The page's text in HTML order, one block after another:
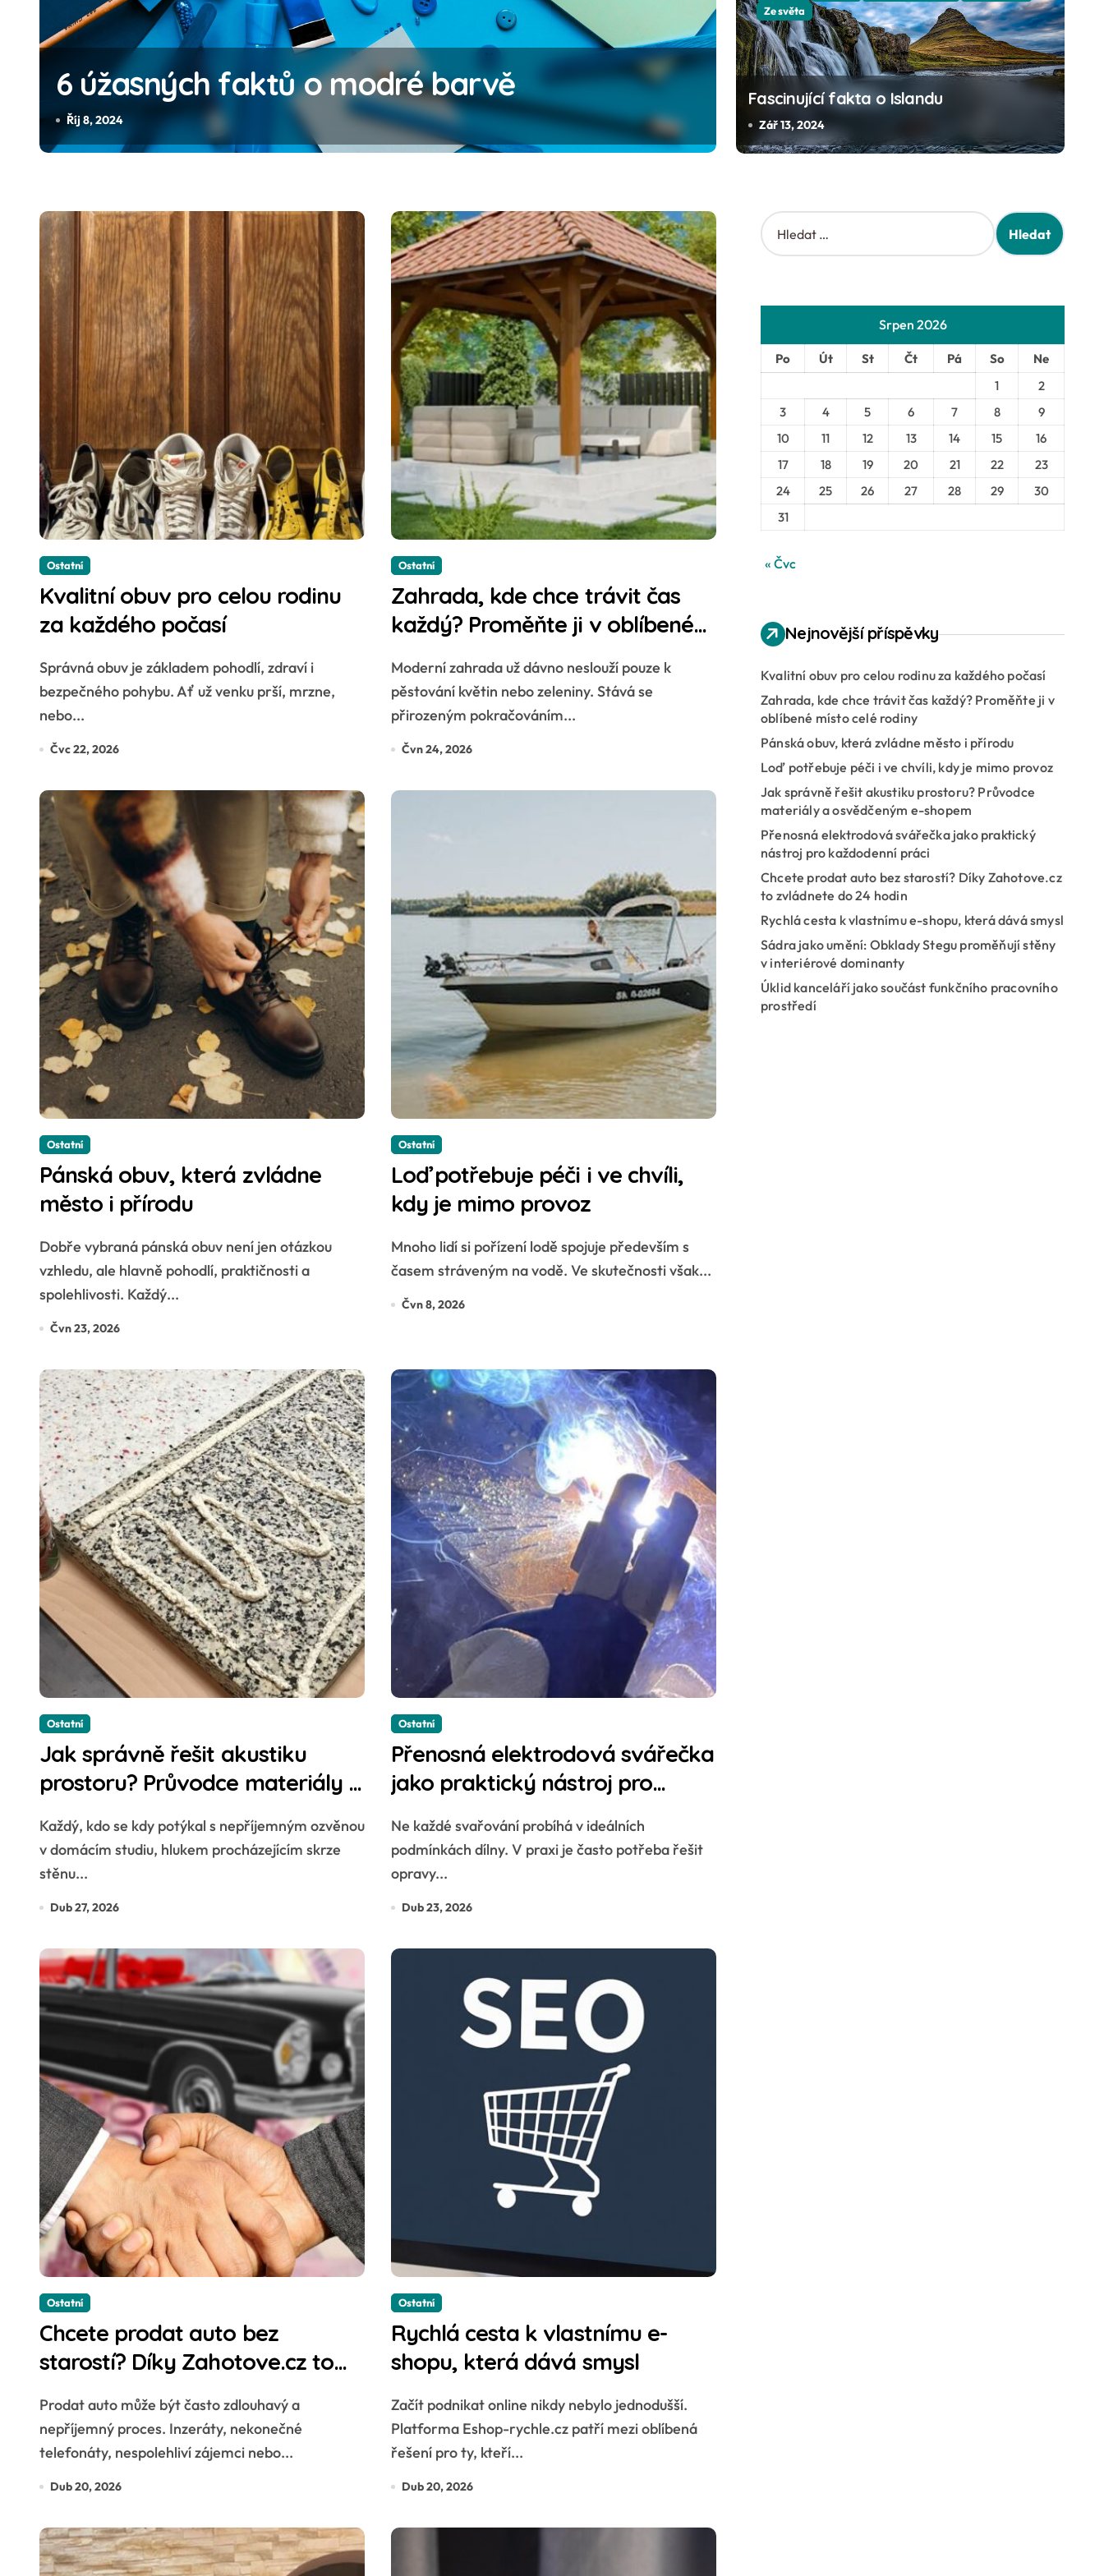
Druhy ovoce o kterých jste možná nikdy
neslyšeli
Říj 4, 2024
6 živočišných druhů
vyhynutí
Říj 1, 2024
Ze světa
Fascinující fakta o Islandu
Zář 13, 2024
Ostatní
Kvalitní obuv pro celou rodinu
za každého počasí
Správná obuv je základem pohodlí, zdraví i
bezpečného pohybu. Ať už venku prší, mrzne,
nebo...
Čvc 22, 2026
Ostatní
Zahrada, kde chce trávit čas
každý? Proměňte ji v oblíbené
Moderní zahrada už dávno neslouží pouze k
pěstování květin nebo zeleniny. Stává se
přirozeným pokračováním...
Čvn 24, 2026
Ostatní
Pánská obuv, která zvládne
město i přírodu
Dobře vybraná pánská obuv není jen otázkou
vzhledu, ale hlavně pohodlí, praktičnosti a
spolehlivosti. Každý...
Čvn 23, 2026
Ostatní
Loď potřebuje péči i ve chvíli,
kdy je mimo provoz
Mnoho lidí si pořízení lodě spojuje především s
časem stráveným na vodě. Ve skutečnosti však...
Čvn 8, 2026
Ostatní
Jak správně řešit akustiku
prostoru? Průvodce materiály a
Každý, kdo se kdy potýkal s nepříjemným ozvěnou
v domácím studiu, hlukem procházejícím skrze
stěnu...
Dub 27, 2026
Ostatní
Přenosná elektrodová svářečka
jako praktický nástroj pro
Ne každé svařování probíhá v ideálních
podmínkách dílny. V praxi je často potřeba řešit
opravy...
Dub 23, 2026
Ostatní
Chcete prodat auto bez
starostí? Díky Zahotove.cz to
Prodat auto může být často zdlouhavý a
nepříjemný proces. Inzeráty, nekonečné
telefonáty, nespolehliví zájemci nebo...
Dub 20, 2026
Ostatní
Rychlá cesta k vlastnímu e-
shopu, která dává smysl
Začít podnikat online nikdy nebylo jednodušší.
Platforma Eshop-rychle.cz patří mezi oblíbená
řešení pro ty, kteří...
Dub 20, 2026
V
y
d
v
í
Srpen 2026
Po Út St Čt Pá So
Ne
1
2
3
4 5 6 7 8
9
10
11 12 13 14 15
16
17
18 19 20 21 22
23
24
25 26 27 28 29
30
31
« Čvc
Nejnovější příspěvky
Kvalitní obuv pro celou rodinu za každého počasí
Zahrada, kde chce trávit čas každý? Proměňte ji v
oblíbené místo celé rodiny
Pánská obuv, která zvládne město i přírodu
Loď potřebuje péči i ve chvíli, kdy je mimo provoz
Jak správně řešit akustiku prostoru? Průvodce
materiály a osvědčeným e-shopem
Přenosná elektrodová svářečka jako praktický
nástroj pro každodenní práci
Chcete prodat auto bez starostí? Díky Zahotove.cz
to zvládnete do 24 hodin
Rychlá cesta k vlastnímu e-shopu, která dává smysl
Sádra jako umění: Obklady Stegu proměňují stěny
v interiérové dominanty
Úklid kanceláří jako součást funkčního pracovního
prostředí